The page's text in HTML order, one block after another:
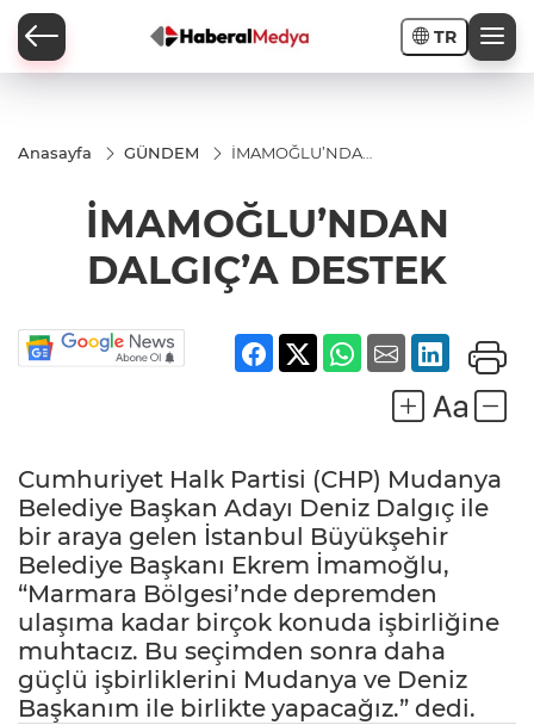
TR
Anasayfa GÜNDEM
İMAMOĞLU’NDAN
İMAMOĞLU’NDAN
DALGIÇ’A DESTEK
Cumhuriyet Halk Partisi (CHP) Mudanya
Belediye Başkan Adayı Deniz Dalgıç ile
bir araya gelen İstanbul Büyükşehir
Belediye Başkanı Ekrem İmamoğlu,
“Marmara Bölgesi’nde depremden
ulaşıma kadar birçok konuda işbirliğine
muhtacız. Bu seçimden sonra daha
güçlü işbirliklerini Mudanya ve Deniz
Başkanım ile birlikte yapacağız.” dedi.